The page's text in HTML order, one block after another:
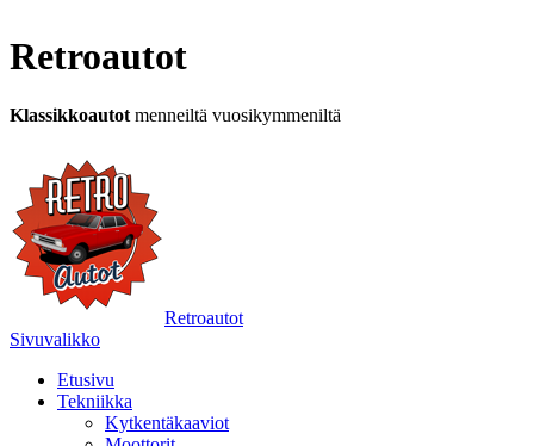
Retroautot
Klassikkoautot menneiltä vuosikymmeniltä
Retroautot
Sivuvalikko
Etusivu
Tekniikka
Kytkentäkaaviot